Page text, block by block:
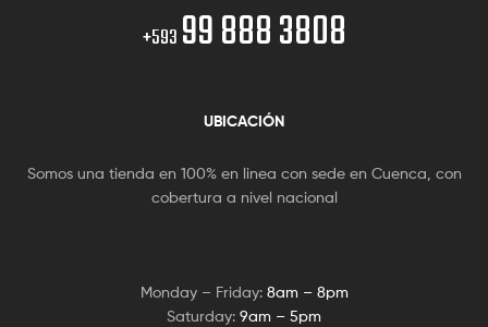
+593 99 888 3808
UBICACIÓN
Somos una tienda en 100% en linea con sede en Cuenca, con
cobertura a nivel nacional
Monday – Friday: 8am – 8pm
Saturday: 9am – 5pm